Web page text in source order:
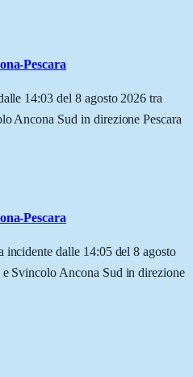
Pescara
14:03 del 8 agosto 2026 tra
Ancona Sud in direzione Pescara
Pescara
incidente dalle 14:05 del 8 agosto
Svincolo Ancona Sud in direzione